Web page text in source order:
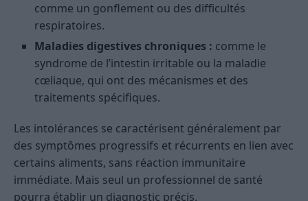
comme un gonflement ou des difficultés
respiratoires.
Maladies digestives chroniques : comme le
syndrome de l’intestin irritable ou la maladie
cœliaque, qui ont des mécanismes et des
traitements spécifiques.
Les intolérances se caractérisent généralement par
des symptômes progressifs et récurrents en lien avec
certains aliments, sans réaction immunitaire
immédiate. Mais seul un professionnel de santé
pourra établir un diagnostic précis.